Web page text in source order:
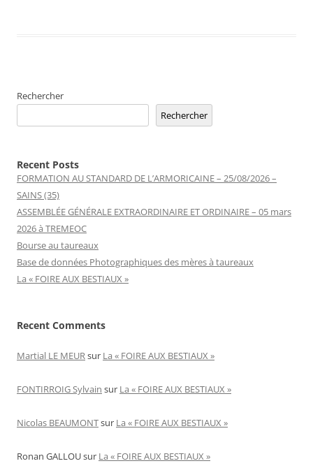
Rechercher
Rechercher
Recent Posts
FORMATION AU STANDARD DE L’ARMORICAINE – 25/08/2026 –
SAINS (35)
ASSEMBLÉE GÉNÉRALE EXTRAORDINAIRE ET ORDINAIRE – 05 mars
2026 à TREMEOC
Bourse au taureaux
Base de données Photographiques des mères à taureaux
La « FOIRE AUX BESTIAUX »
Recent Comments
Martial LE MEURsur La « FOIRE AUX BESTIAUX »
FONTIRROIG Sylvain sur La « FOIRE AUX BESTIAUX »
Nicolas BEAUMONTsur La « FOIRE AUX BESTIAUX »
Ronan GALLOUsur La « FOIRE AUX BESTIAUX »